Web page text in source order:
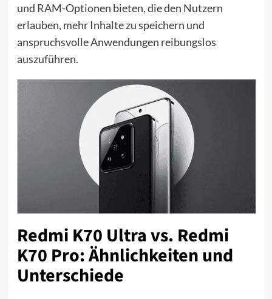
und RAM-Optionen bieten, die den Nutzern
erlauben, mehr Inhalte zu speichern und
anspruchsvolle Anwendungen reibungslos
auszuführen.
Redmi K70 Ultra vs. Redmi
K70 Pro: Ähnlichkeiten und
Unterschiede